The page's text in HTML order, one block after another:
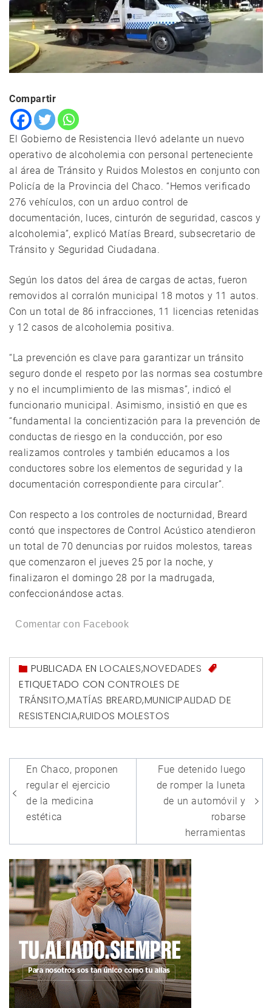
Compartir
El Gobierno de Resistencia llevó adelante un nuevo
operativo de alcoholemia con personal perteneciente
al área de Tránsito y Ruidos Molestos en conjunto con
Policía de la Provincia del Chaco. “Hemos verificado
276 vehículos, con un arduo control de
documentación, luces, cinturón de seguridad, cascos y
alcoholemia”, explicó Matías Breard, subsecretario de
Tránsito y Seguridad Ciudadana.
Según los datos del área de cargas de actas, fueron
removidos al corralón municipal 18 motos y 11 autos.
Con un total de 86 infracciones, 11 licencias retenidas
y 12 casos de alcoholemia positiva.
“La prevención es clave para garantizar un tránsito
seguro donde el respeto por las normas sea costumbre
y no el incumplimiento de las mismas”, indicó el
funcionario municipal. Asimismo, insistió en que es
“fundamental la concientización para la prevención de
conductas de riesgo en la conducción, por eso
realizamos controles y también educamos a los
conductores sobre los elementos de seguridad y la
documentación correspondiente para circular”.
Con respecto a los controles de nocturnidad, Breard
contó que inspectores de Control Acústico atendieron
un total de 70 denuncias por ruidos molestos, tareas
que comenzaron el jueves 25 por la noche, y
finalizaron el domingo 28 por la madrugada,
confeccionándose actas.
Comentar con Facebook
PUBLICADA ENLOCALES,NOVEDADES
ETIQUETADO CON CONTROLES DE
TRÁNSITO,MATÍAS BREARD,MUNICIPALIDAD DE
RESISTENCIA,RUIDOS MOLESTOS
Navegación
de
entradas
En Chaco, proponen
regular el ejercicio
de la medicina
estética
Fue detenido luego
de romper la luneta
de un automóvil y
robarse
herramientas